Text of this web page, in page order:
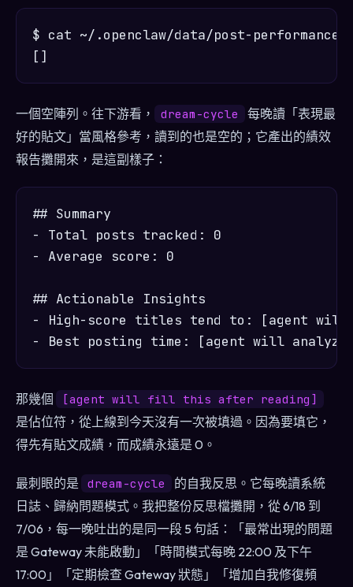
$ cat ~/.openclaw/data/post-
一個空陣列。往下游看， dream-cycle
每晚讀「表現最
好的貼文」當風格參考，讀到的也是空的；它產出的績效
報告攤開來，是這副樣子：
## Summary
- Total posts tracked: 0
- Average score: 0
## Actionable Insights
- High-score titles tend to: [agent
那幾個 [agent will fill this after reading]
是佔位符，從上線到今天沒有一次被填過。因為要填它，
得先有貼文成績，而成績永遠是 0。
最刺眼的是 dream-cycle
的自我反思。它每晚讀系統
日誌、歸納問題模式。我把整份反思檔攤開，從 6/18 到
7/06，每一晚吐出的是同一段 5 句話：「最常出現的問題
是 Gateway 未能啟動」「時間模式每晚 22:00 及下午
17:00」「定期檢查 Gateway 狀態」「增加自我修復頻